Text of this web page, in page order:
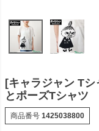
[キャラジャン T
とポーズTシャツ
商品番号 1425038800